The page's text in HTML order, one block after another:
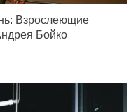
Взрослеющие
Бойко